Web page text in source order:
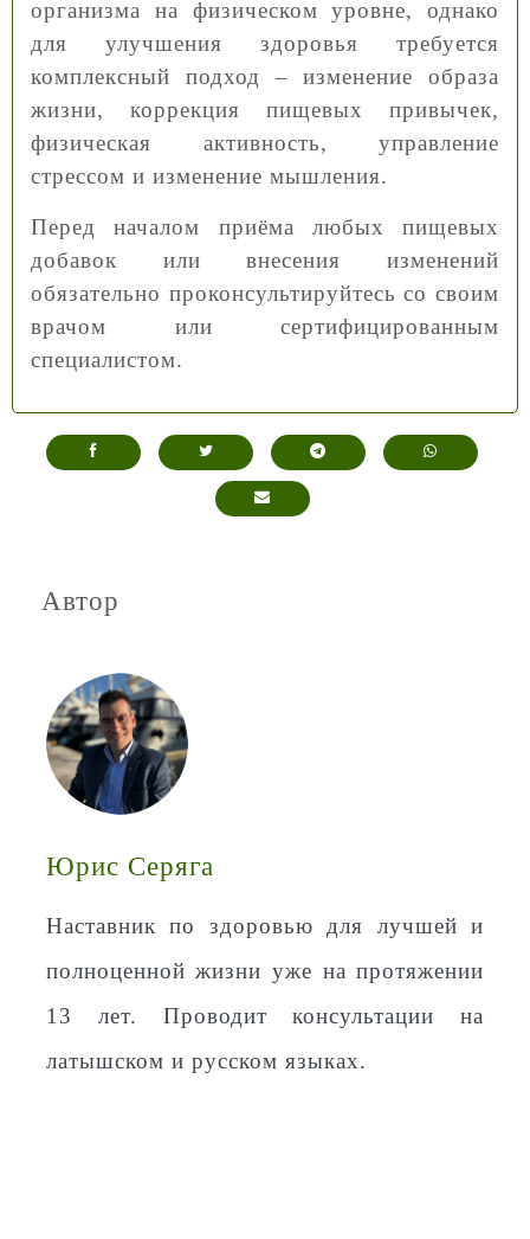
организма на физическом уровне, однако
для улучшения здоровья требуется
комплексный подход – изменение образа
жизни, коррекция пищевых привычек,
физическая активность, управление
стрессом и изменение мышления.
Перед началом приёма любых пищевых
добавок или внесения изменений
обязательно проконсультируйтесь со своим
врачом или сертифицированным
специалистом.
Автор
Юрис Серяга
Наставник по здоровью для лучшей и
полноценной жизни уже на протяжении
13 лет. Проводит консультации на
латышском и русском языках.